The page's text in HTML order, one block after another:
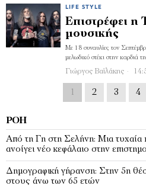
LIFE STYLE
Επιστρέφει η
μουσικής
Με 18 συναυλίες τον
μελωδικό στέκι στην καρδιά
Γιώργος Βαϊλάκης
1 2 3 4
ΡΟΉ
Από τη Γη στη Σελήνη: Μια
ανοίγει νέο κεφάλαιο στην
Δημογραφική γήρανση: Στην 5η
στους άνω των 65 ετών